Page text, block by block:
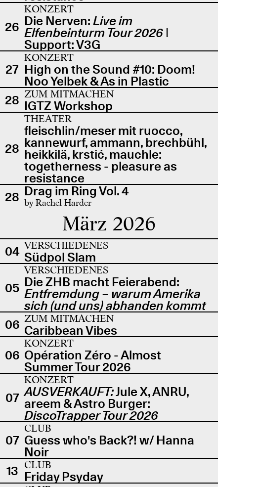
26
KONZERT
Die Nerven:Live im
Elfenbeinturm Tour 2026 |
Support: V3G
27
KONZERT
High on the Sound #10: Doom!
Noo Yelbek & As in Plastic
28 ZUM MITMACHEN
IGTZ Workshop
28
THEATER
fleischlin/meser mit ruocco,
kannewurf, ammann, brechbühl,
heikkilä, krstić, mauchle:
togetherness - pleasure as
resistance
28 Drag im Ring Vol. 4
by Rachel Harder
März 2026
04 VERSCHIEDENES
Südpol Slam
05
VERSCHIEDENES
Die ZHB macht Feierabend:
Entfremdung – warum Amerika
sich (und uns) abhanden kommt
06 ZUM MITMACHEN
Caribbean Vibes
06
KONZERT
Opération Zéro - Almost
Summer Tour 2026
07
KONZERT
AUSVERKAUFT:Jule X, ANRU,
areem & Astro Burger:
DiscoTrapper Tour 2026
07
CLUB
Guess who's Back?! w/ Hanna
Noir
13 CLUB
Friday Psyday